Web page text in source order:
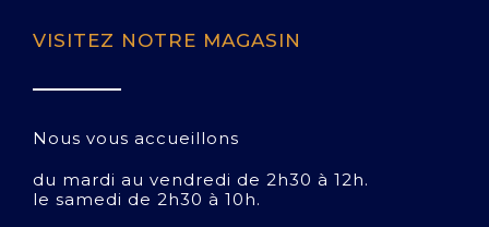
VISITEZ NOTRE MAGASIN
Nous vous accueillons
du mardi au vendredi de 2h30 à 12h.
le samedi de 2h30 à 10h.